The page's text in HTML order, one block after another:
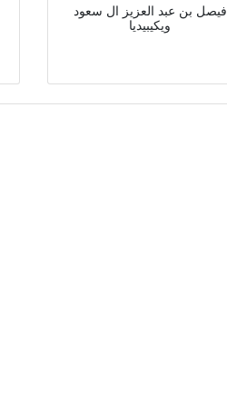
فيصل بن عبد العزيز ال سعود
ويكيبيديا